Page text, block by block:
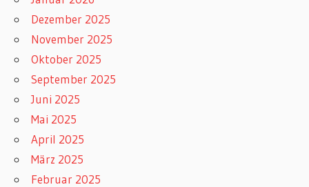
Dezember 2025
November 2025
Oktober 2025
September 2025
Juni 2025
Mai 2025
April 2025
März 2025
Februar 2025